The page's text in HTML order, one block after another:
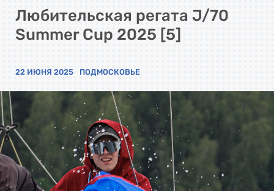
Любительская регата J/70
Summer Cup 2025 [5]
22 ИЮНЯ 2025 ПОДМОСКОВЬЕ